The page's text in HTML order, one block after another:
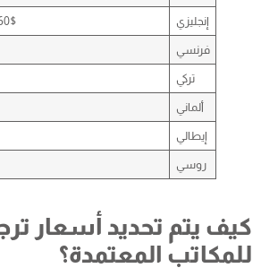
إنجليزي
فرنسي
تركي
ألماني
إيطالي
روسي
كيف يتم تحديد أسعار
للمكاتب المعتمدة؟